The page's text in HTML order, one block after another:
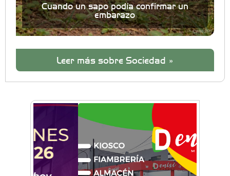
Cuando un sapo podía confirmar un
embarazo
Leer más sobre Sociedad »